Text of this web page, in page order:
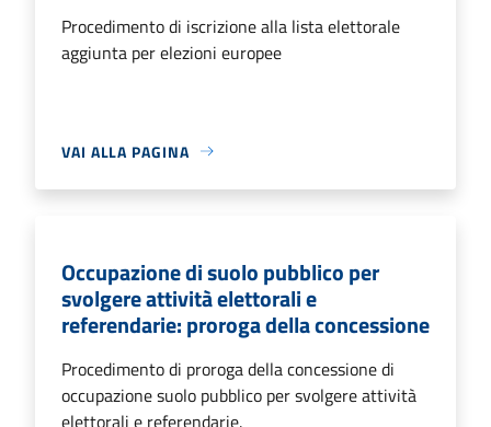
Procedimento di iscrizione alla lista elettorale
aggiunta per elezioni europee
VAI ALLA PAGINA
Occupazione di suolo pubblico per
svolgere attività elettorali e
referendarie: proroga della concessione
Procedimento di proroga della concessione di
occupazione suolo pubblico per svolgere attività
elettorali e referendarie.